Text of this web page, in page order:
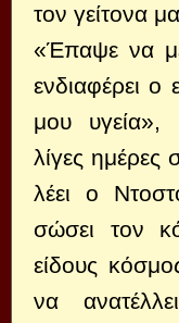
τον γείτονα
«Έπαψε να
ενδιαφέρει ο
μου υγεία»,
λίγες
λέει ο
σώσει τον
είδους
να